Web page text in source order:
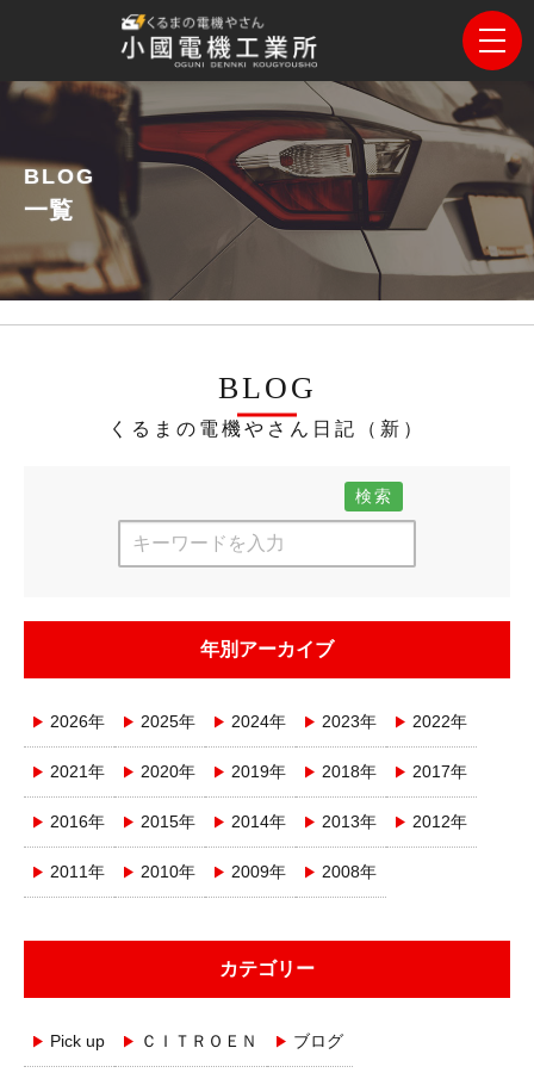
BLOG
一覧
BLOG
くるまの電機やさん日記（新）
検索
年別アーカイブ
2026年 2025年 2024年 2023年 2022年
2021年 2020年 2019年 2018年 2017年
2016年 2015年 2014年 2013年 2012年
2011年 2010年 2009年 2008年
カテゴリー
Pick up ＣＩＴＲＯＥＮ ブログ